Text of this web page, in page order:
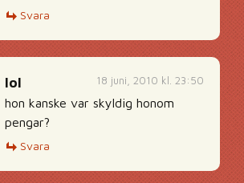
Svara
18 juni, 2010 kl. 23:50
lol
hon kanske var skyldig honom
pengar?
Svara